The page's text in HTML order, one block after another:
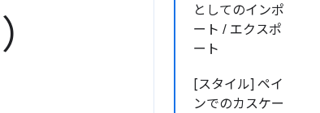
としてのインポ
ート / エクスポ
ート
[スタイル] ペイ
ンでのカスケー